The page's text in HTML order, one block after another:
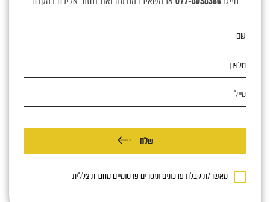
שלח
מאשר/ת קבלת עדכונים ומסרים פרסומיים מחברת צללית